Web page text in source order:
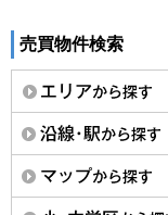
売買物件検索